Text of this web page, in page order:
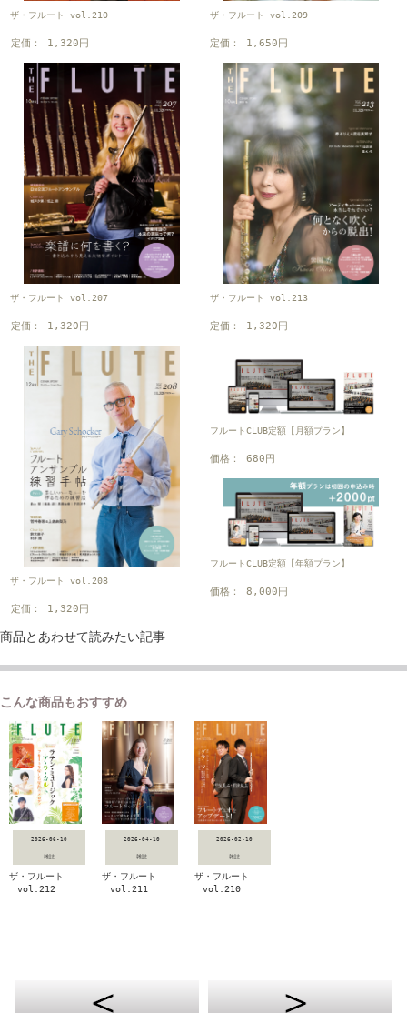
ザ・フルート vol.210
定価： 1,320円
ザ・フルート vol.209
定価： 1,650円
ザ・フルート vol.207
定価： 1,320円
ザ・フルート vol.213
定価： 1,320円
ザ・フルート vol.208
定価： 1,320円
フルートCLUB定額【月額プラン】
価格： 680円
フルートCLUB定額【年額プラン】
価格： 8,000円
商品とあわせて読みたい記事
こんな商品もおすすめ
2026-06-10
雑誌
ザ・フルート
vol.212
2026-04-10
雑誌
ザ・フルート
vol.211
2026-02-10
雑誌
ザ・フルート
vol.210